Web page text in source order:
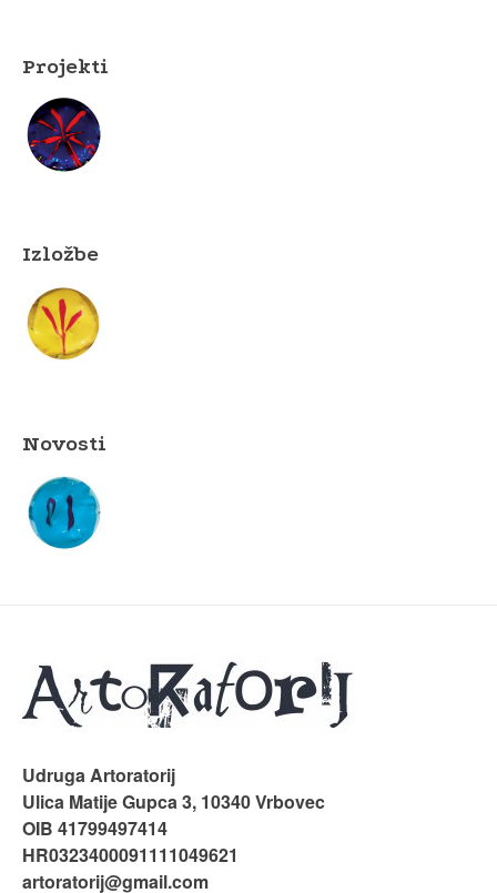
Projekti
Izložbe
Novosti
Udruga Artoratorij
Ulica Matije Gupca 3, 10340 Vrbovec
OIB 41799497414
HR0323400091111049621
artoratorij@gmail.com